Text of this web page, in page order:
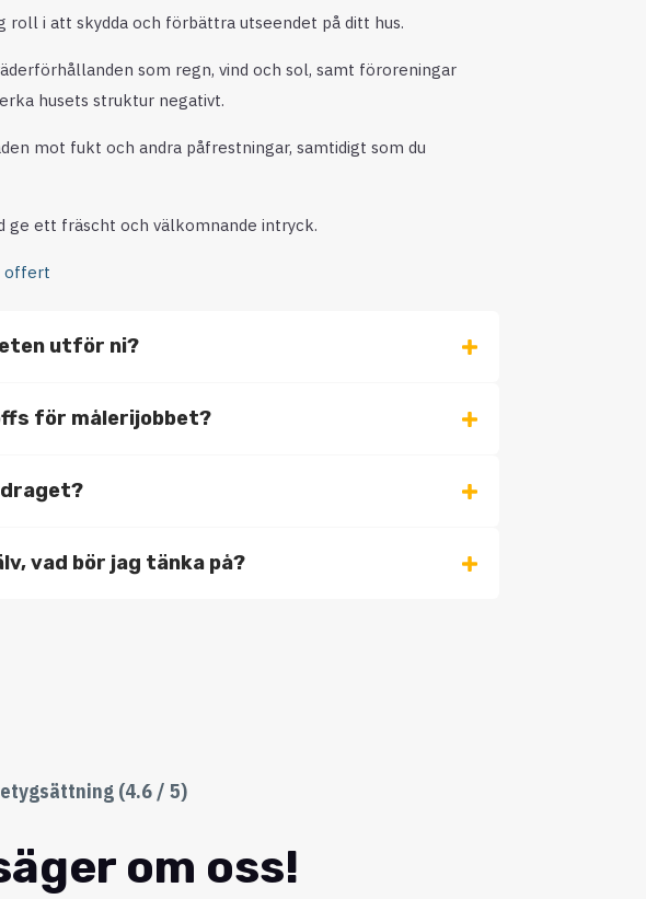
roll i att skydda och förbättra utseendet på ditt hus.
som regn, vind och sol, samt föroreningar
husets struktur negativt.
mot fukt och andra påfrestningar, samtidigt som du
ge ett fräscht och välkomnande intryck.
offert
utför ni?
för målerijobbet?
vad bör jag tänka på?
(4.6 / 5)
om oss!